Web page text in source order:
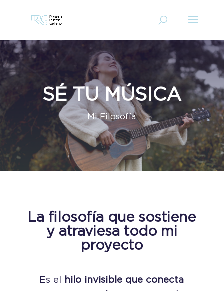
SÉ TU MÚSICA
Mi Filosofía
La filosofía que sostiene
y atraviesa todo mi
proyecto
Es el
hilo invisible que conecta